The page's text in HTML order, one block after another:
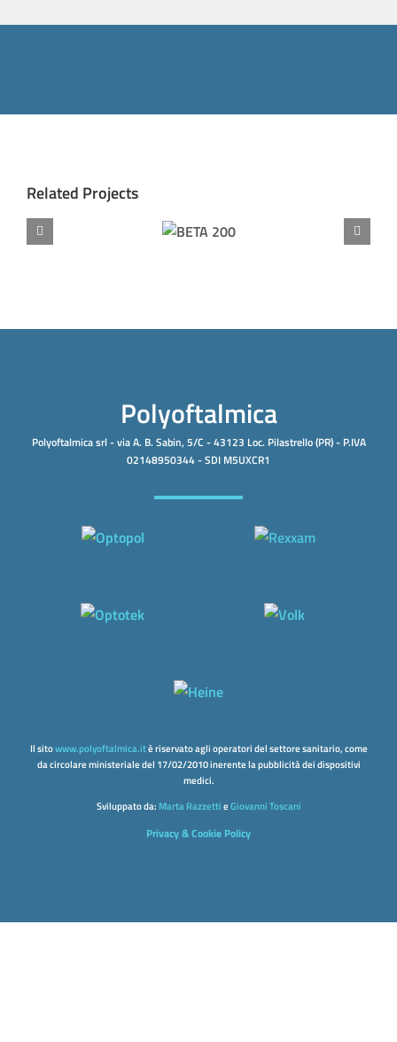
Related Projects
BETA
Polyoftalmica
Polyoftalmica srl - via A. B. Sabin, 5/C - 43123 Loc. Pilastrello (PR) - P.IVA
02148950344 - SDI M5UXCR1
Il sitowww.polyoftalmica.itè riservato agli operatori del settore sanitario, come
da circolare ministeriale del 17/02/2010 inerente la pubblicità dei dispositivi
medici.
Sviluppato da: Marta RazzettieGiovanni Toscani
Privacy & Cookie Policy